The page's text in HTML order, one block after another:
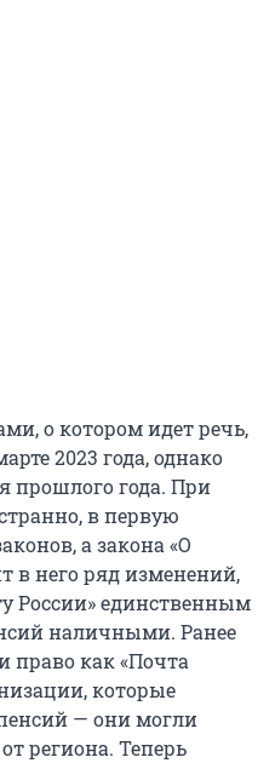
о котором идет речь,
2023 года, однако
прошлого года. При
в первую
а закона «О
в него ряд изменений,
России» единственным
наличными. Ранее
право как «Почта
которые
— они могли
региона. Теперь